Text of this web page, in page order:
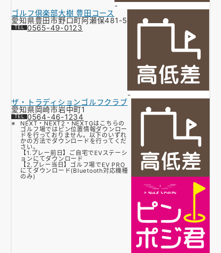
-
ゴルフ倶楽部大樹 豊田コース
愛知県豊田市野口町阿瀬保481-5
0565-49-0123
-
ザ・トラディションゴルフクラブ
愛知県岡崎市岩中町1
0564-46-1234
NEXT・NEXT2・NEXTGはこちらの
ゴルフ場ではピン位置情報ダウンロー
ドを行っておりません。以下のいずれ
かの方法でダウンロードを行ってくだ
さい。
【1.プレー前日】ご自宅でEVステーシ
ョンにてダウンロード
【2.プレー当日】ゴルフ場でEV PRO
にてダウンロード(Bluetooth対応機種
のみ)